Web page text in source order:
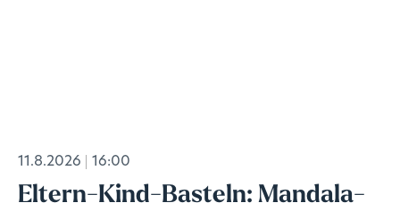
11.8.2026 16:00
Eltern-Kind-Basteln: Mandala-